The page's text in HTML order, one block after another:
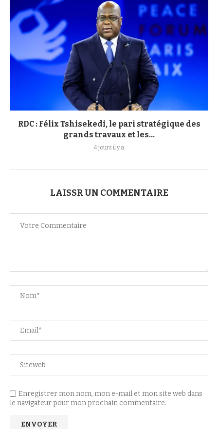
RDC : Félix Tshisekedi, le pari stratégique des
grands travaux et les...
4 jours il y a
LAISSR UN COMMENTAIRE
Enregistrer mon nom, mon e-mail et mon site web dans
le navigateur pour mon prochain commentaire.